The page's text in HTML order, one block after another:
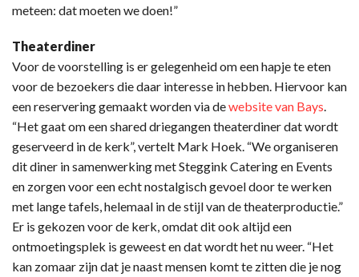
meteen: dat moeten we doen!”
Theaterdiner
Voor de voorstelling is er gelegenheid om een hapje te eten
voor de bezoekers die daar interesse in hebben. Hiervoor kan
een reservering gemaakt worden via dewebsite van Bays
“Het gaat om een shared driegangen theaterdiner dat wordt
geserveerd in de kerk”, vertelt Mark Hoek. “We organiseren
dit diner in samenwerking met Steggink Catering en Events
en zorgen voor een echt nostalgisch gevoel door te werken
met lange tafels, helemaal in de stijl van de theaterproductie.”
Er is gekozen voor de kerk, omdat dit ook altijd een
ontmoetingsplek is geweest en dat wordt het nu weer. “Het
kan zomaar zijn dat je naast mensen komt te zitten die je nog